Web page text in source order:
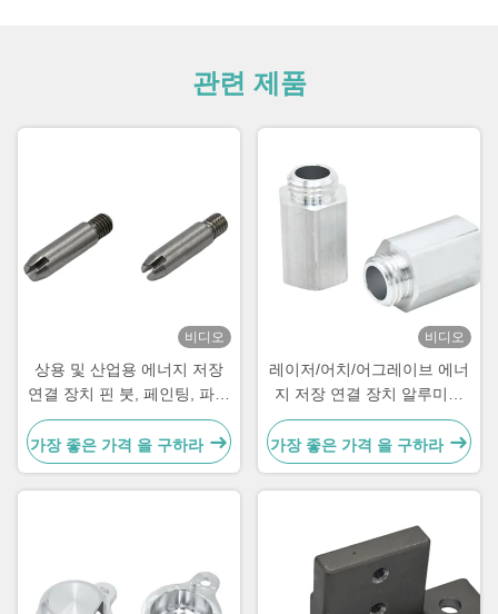
관련 제품
비디오
상용 및 산업용 에너지 저장
연결 장치 핀 붓, 페인팅, 파우
더 코팅
가장 좋은 가격 을 구하라
비디오
레이저/어치/어그레이브 에너
지 저장 연결 장치 알루미늄
스레드 수갑
가장 좋은 가격 을 구하라